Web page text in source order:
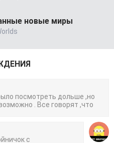
новые миры
посмотреть дольше ,но
. Все говорят ,что
с